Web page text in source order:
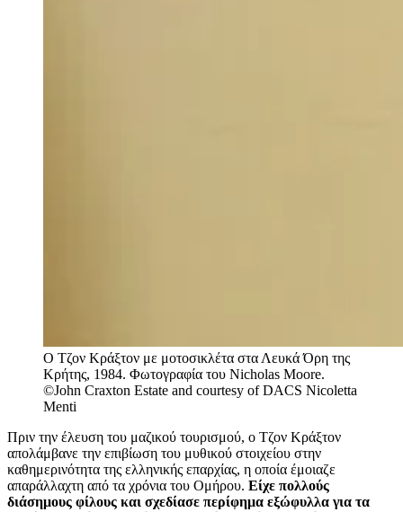
Ο Τζον Κράξτον με μοτοσικλέτα στα Λευκά Όρη της
Κρήτης, 1984. Φωτογραφία του Nicholas Moore.
©John Craxton Estate and courtesy of DACS Nicoletta
Menti
Πριν την έλευση του μαζικού τουρισμού, ο Τζον Κράξτον
απολάμβανε την επιβίωση του μυθικού στοιχείου στην
καθημερινότητα της ελληνικής επαρχίας, η οποία έμοιαζε
απαράλλαχτη από τα χρόνια του Ομήρου. Είχε πολλούς
διάσημους φίλους και σχεδίασε περίφημα εξώφυλλα για τα